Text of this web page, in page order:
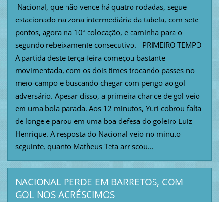
Nacional, que não vence há quatro rodadas, segue
estacionado na zona intermediária da tabela, com sete
pontos, agora na 10ª colocação, e caminha para o
segundo rebeixamente consecutivo. PRIMEIRO TEMPO
A partida deste terça-feira começou bastante
movimentada, com os dois times trocando passes no
meio-campo e buscando chegar com perigo ao gol
adversário. Apesar disso, a primeira chance de gol veio
em uma bola parada. Aos 12 minutos, Yuri cobrou falta
de longe e parou em uma boa defesa do goleiro Luiz
Henrique. A resposta do Nacional veio no minuto
seguinte, quanto Matheus Teta arriscou...
NACIONAL PERDE EM BARRETOS, COM
GOL NOS ACRÉSCIMOS